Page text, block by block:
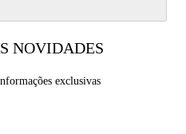
NOVIDADES
exclusivas